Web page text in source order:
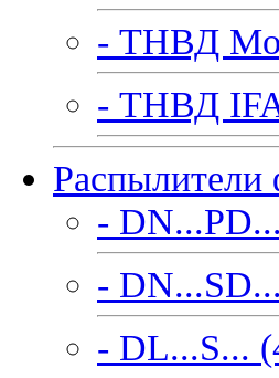
- ТНВД
- ТНВД
Распылители
-
-
- DL...S...